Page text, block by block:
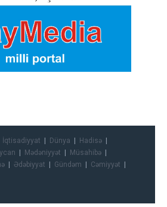
İqtisadiyyat Dünya
Hadisə
Mədəniyyət
Müsahibə
Ədəbiyyat Gündəm
Cəmiyyət